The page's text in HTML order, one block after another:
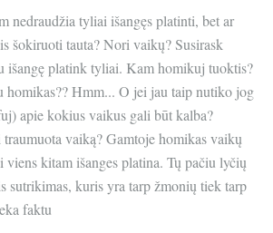
nedraudžia tyliai išangęs platinti, bet ar
šokiruoti tauta? Nori vaikų? Susirask
išangę platink tyliai. Kam homikuj tuoktis?
homikas?? Hmm... O jei jau taip nutiko jog
apie kokius vaikus gali būt kalba?
vaiką? Gamtoje homikas vaikų
kitam išanges platina. Tų pačiu lyčių
sutrikimas, kuris yra tarp žmonių tiek tarp
faktu